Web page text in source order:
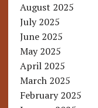
August 2025
July 2025
June 2025
May 2025
April 2025
March 2025
February 2025